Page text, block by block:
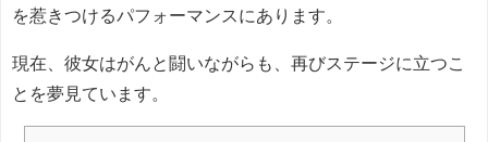
を惹きつけるパフォーマンスにあります。
現在、彼女はがんと闘いながらも、再びステージに立つこ
とを夢見ています。